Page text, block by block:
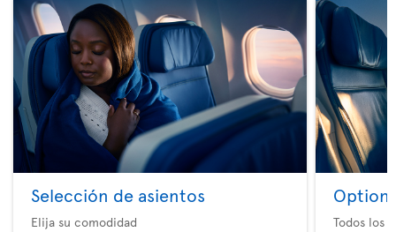
Selección de asientos
Elija su comodidad
Option
Todos los